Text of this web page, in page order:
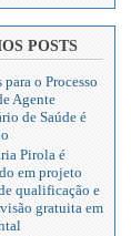
POSTS
o Processo
Agente
de Saúde é
Pirola é
em projeto
qualificação e
gratuita em